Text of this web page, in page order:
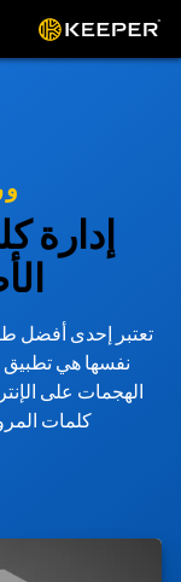
إدارة
تعتبر إحدى أفضل
نفسها هي تطبيق
الهجمات على
كلمات